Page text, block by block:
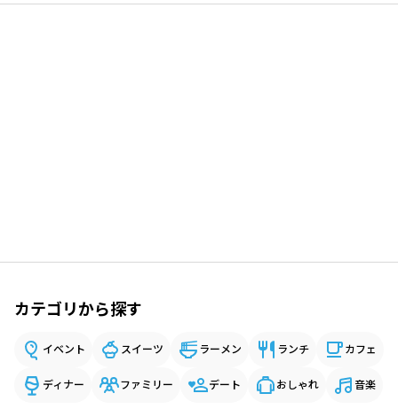
カテゴリから探す
イベント スイーツ ラーメン ランチ カフェ
ディナー ファミリー デート おしゃれ 音楽